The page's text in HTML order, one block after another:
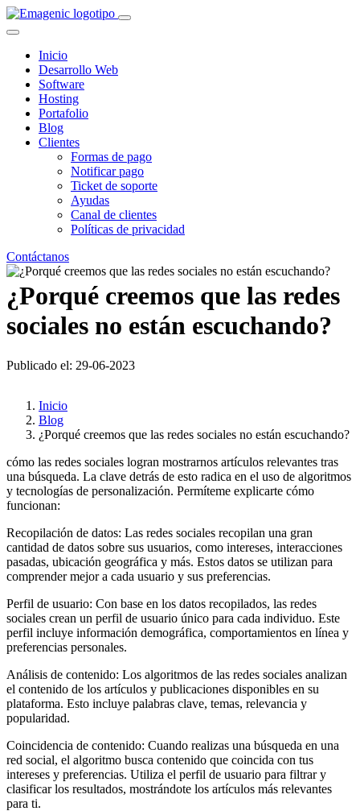
Inicio
Desarrollo Web
Software
Hosting
Portafolio
Blog
Clientes
Formas de pago
Notificar pago
Ticket de soporte
Ayudas
Canal de clientes
Políticas de privacidad
Contáctanos
¿Porqué creemos que las redes
sociales no están escuchando?
Publicado el: 29-06-2023
Inicio
Blog
¿Porqué creemos que las redes sociales no están escuchando?
cómo las redes sociales logran mostrarnos artículos relevantes tras
una búsqueda. La clave detrás de esto radica en el uso de algoritmos
y tecnologías de personalización. Permíteme explicarte cómo
funcionan:
Recopilación de datos: Las redes sociales recopilan una gran
cantidad de datos sobre sus usuarios, como intereses, interacciones
pasadas, ubicación geográfica y más. Estos datos se utilizan para
comprender mejor a cada usuario y sus preferencias.
Perfil de usuario: Con base en los datos recopilados, las redes
sociales crean un perfil de usuario único para cada individuo. Este
perfil incluye información demográfica, comportamientos en línea y
preferencias personales.
Análisis de contenido: Los algoritmos de las redes sociales analizan
el contenido de los artículos y publicaciones disponibles en su
plataforma. Esto incluye palabras clave, temas, relevancia y
popularidad.
Coincidencia de contenido: Cuando realizas una búsqueda en una
red social, el algoritmo busca contenido que coincida con tus
intereses y preferencias. Utiliza el perfil de usuario para filtrar y
clasificar los resultados, mostrándote los artículos más relevantes
para ti.